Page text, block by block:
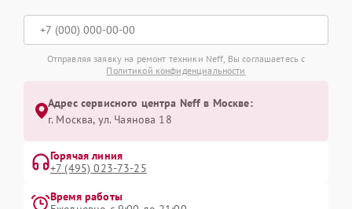
Отправляя заявку на ремонт техники Neff, Вы соглашаетесь с
Политикой конфиденциальности
Адрес сервисного центра Neff в Москве:
г. Москва, ул. Чаянова 18
Горячая линия
+7 (495) 023-73-25
Время работы